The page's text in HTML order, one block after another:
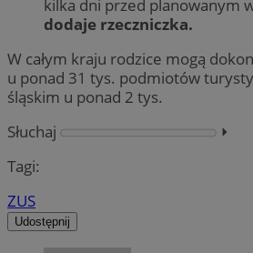
kilka dni przed planowanym
dodaje rzeczniczka.
W całym kraju rodzice mogą
u ponad 31 tys. podmiotów
śląskim u ponad 2 tys.
Słuchaj
⏵︎
Tagi:
ZUS
Udostępnij